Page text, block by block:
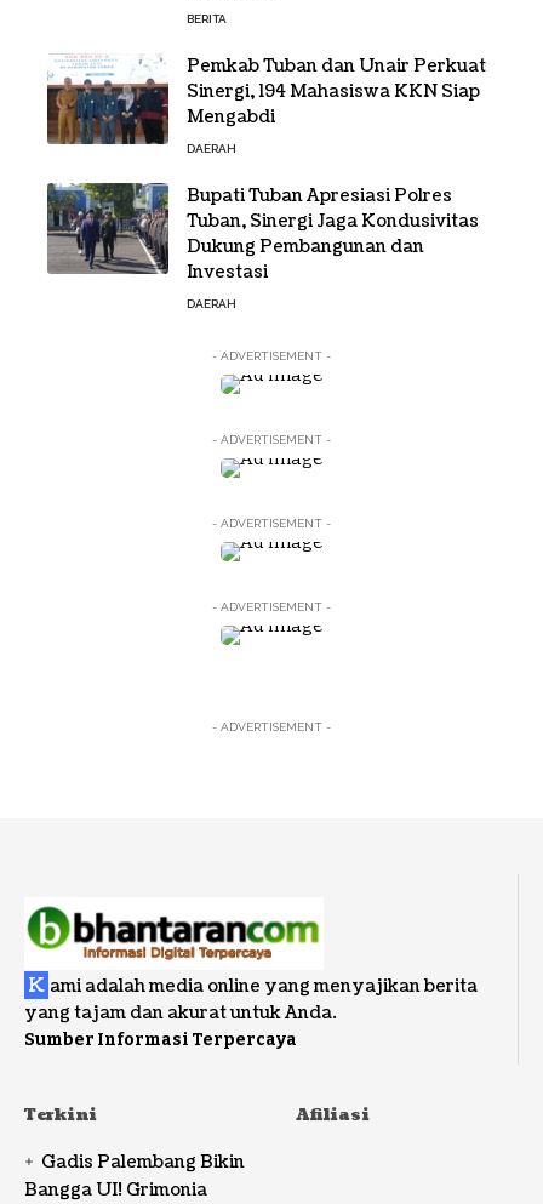
BERITA
Pemkab Tuban dan Unair Perkuat
Sinergi, 194 Mahasiswa KKN Siap
Mengabdi
DAERAH
Bupati Tuban Apresiasi Polres
Tuban, Sinergi Jaga Kondusivitas
Dukung Pembangunan dan
Investasi
DAERAH
- ADVERTISEMENT -
- ADVERTISEMENT -
- ADVERTISEMENT -
- ADVERTISEMENT -
- ADVERTISEMENT -
K ami adalah media online yang menyajikan berita
yang tajam dan akurat untuk Anda.
Sumber Informasi Terpercaya
Terkini
Gadis Palembang Bikin
Bangga UI! Grimonia
Afiliasi